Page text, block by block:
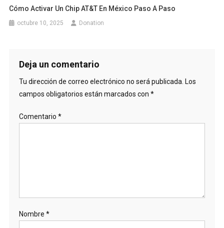
Cómo Activar Un Chip AT&T En México Paso A Paso
octubre 10, 2025 Donation
Deja un comentario
Tu dirección de correo electrónico no será publicada. Los
campos obligatorios están marcados con *
Comentario *
Nombre *